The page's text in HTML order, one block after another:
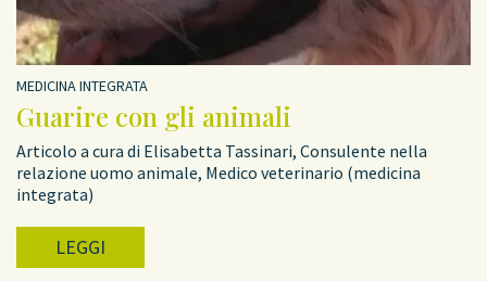
MEDICINA INTEGRATA
Guarire con gli animali
Articolo a cura di Elisabetta Tassinari, Consulente nella
relazione uomo animale, Medico veterinario (medicina
integrata)
LEGGI